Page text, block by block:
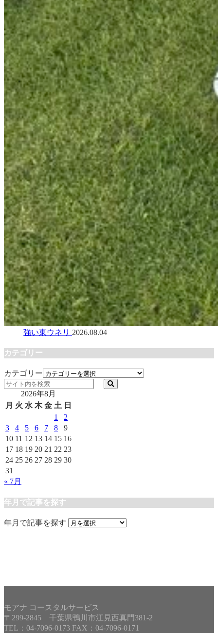
強い東ウネリ 2026.08.04
カテゴリー
カテゴリー
2026年8月
月 火 水 木 金 土 日
1
2
3
4 5 6 7 8
9
10 11 12 13 14 15 16
17 18 19 20 21 22 23
24 25 26 27 28 29 30
31
« 7月
年月で記事を探す
年月で記事を探す
モアナ コースタルサービス
〒299-2845 千葉県鴨川市江見西真門381-2
TEL：04-7096-0173 FAX：04-7096-0171